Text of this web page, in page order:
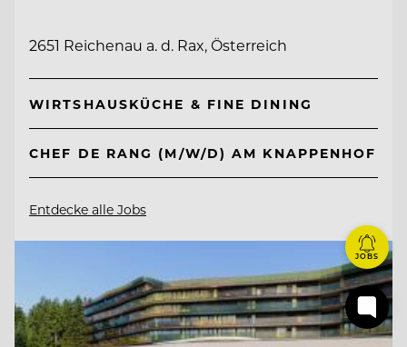
2651 Reichenau a. d. Rax, Österreich
WIRTSHAUSKÜCHE & FINE DINING
CHEF DE RANG (M/W/D) AM KNAPPENHOF
Entdecke alle Jobs
JOBS